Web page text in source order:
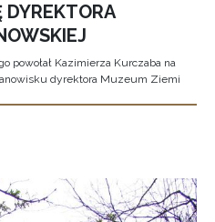
DYREKTORA
powołał Kazimierza Kurczaba na
dyrektora Muzeum Ziemi